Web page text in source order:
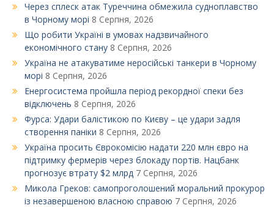
Через сплеск атак Туреччина обмежила судноплавство
в Чорному морі 8 Серпня, 2026
Що робити Україні в умовах надзвичайного
економічного стану 8 Серпня, 2026
Україна не атакуватиме неросійські танкери в Чорному
морі 8 Серпня, 2026
Енергосистема пройшла період рекордної спеки без
відключень 8 Серпня, 2026
Фурса: Удари балістикою по Києву – це удари задля
створення паніки 8 Серпня, 2026
Україна просить Єврокомісію надати 220 млн євро на
підтримку фермерів через блокаду портів. Нацбанк
прогнозує втрату $2 млрд 7 Серпня, 2026
Микола Греков: самопроголошений моральний прокурор
із незавершеною власною справою 7 Серпня, 2026